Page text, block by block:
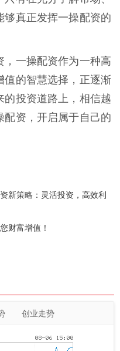
够真正发挥一操配资的
，一操配资作为一种高
值的智慧选择，正逐渐
的投资道路上，相信越
配资，开启属于自己的
新策略：灵活投资，高效利
财富增值！
创业走势